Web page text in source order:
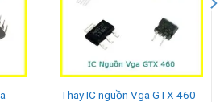
nhận card màn hình.
thường xuyên bị treo, giật lag,
Thay IC nguồn Vga GTX 460